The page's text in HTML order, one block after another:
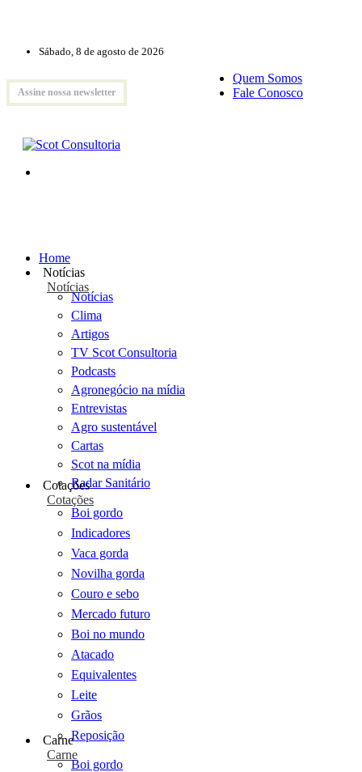
Sábado, 8 de agosto de 2026
Assine nossa newsletter
Quem Somos
Fale Conosco
Home
Notícias
Notícias
Notícias
Clima
Artigos
TV Scot Consultoria
Podcasts
Agronegócio na mídia
Entrevistas
Agro sustentável
Cartas
Scot na mídia
Radar Sanitário
Cotações
Cotações
Boi gordo
Indicadores
Vaca gorda
Novilha gorda
Couro e sebo
Mercado futuro
Boi no mundo
Atacado
Equivalentes
Leite
Grãos
Reposição
Carne
Carne
Boi gordo